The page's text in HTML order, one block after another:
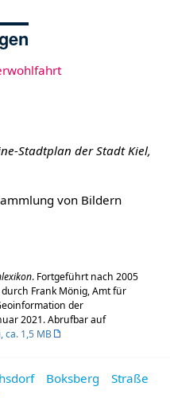
Stadtplan der Stadt Kiel,
von Bildern
. Fortgeführt nach 2005
Frank Mönig, Amt für
der
2021. Abrufbar auf
ca. 1,5 MB
Boksberg
Straße